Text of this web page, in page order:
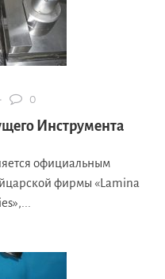
0
Инструмента
официальным
фирмы «Lamina